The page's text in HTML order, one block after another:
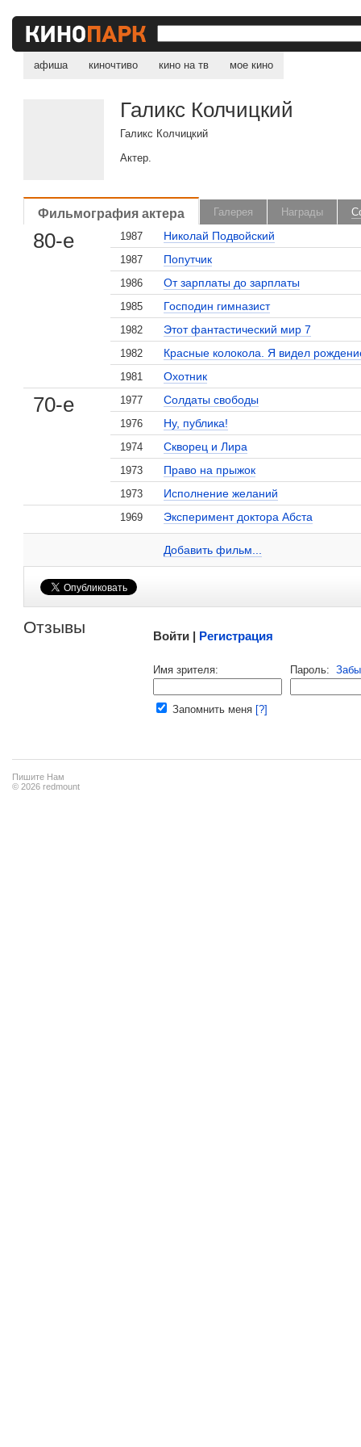
афиша киночтиво кино на тв мое кино
Галикс Колчицкий
Галикс Колчицкий
Актер.
Фильмография актера Галерея Награды
80-е 1987 Николай Подвойский
1987 Попутчик
1986 От зарплаты до зарплаты
1985 Господин гимназист
1982 Этот фантастический мир 7
1982 Красные колокола. Я видел
1981 Охотник
70-е 1977 Солдаты свободы
1976 Ну, публика!
1974 Скворец и Лира
1973 Право на прыжок
1973 Исполнение желаний
1969 Эксперимент доктора Абста
Добавить фильм...
Галикс Колчицкий на сайте Кино-Театр.ru
Отзывы
, поделитесь своим мнением
Войти | Регистрация
Имя зрителя: Пароль:
Запомнить меня [?]
Пишите Нам
© 2026 redmount